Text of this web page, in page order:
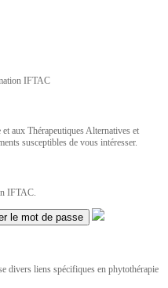
IFTAC
aux Thérapeutiques Alternatives et
susceptibles de vous intéresser.
IFTAC.
le mot de passe
divers liens spécifiques en phytothérapie